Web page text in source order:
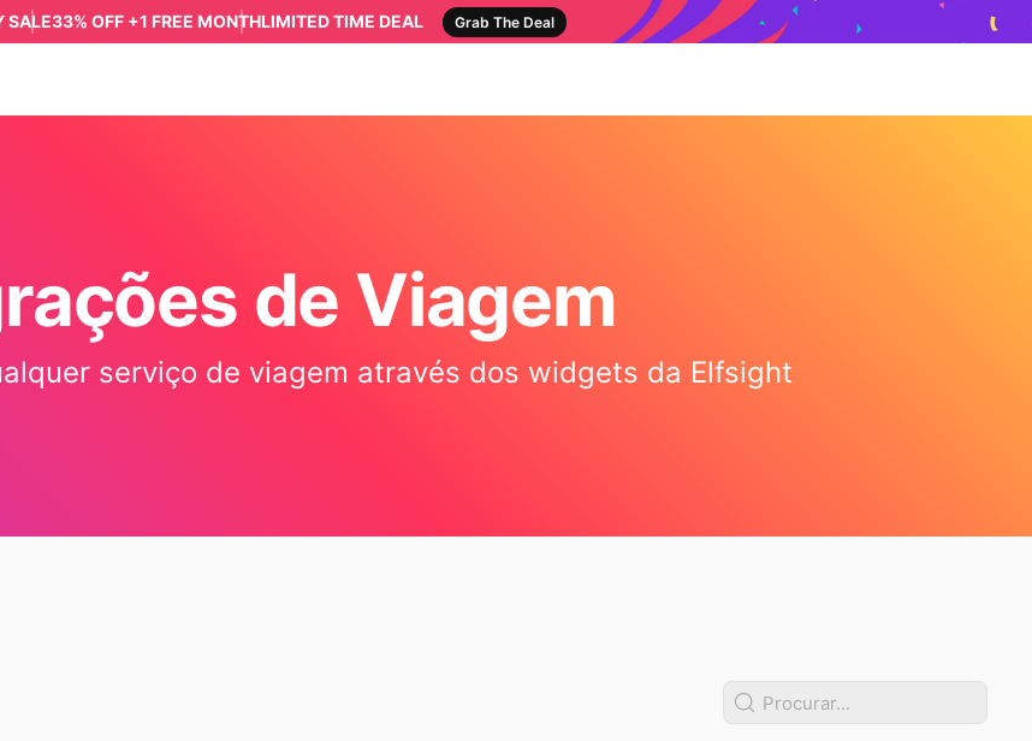
SALE33% OFF +1 FREE MONTHLIMITED TIME DEAL Grab The Deal
de Viagem
serviço de viagem através dos widgets da Elfsight